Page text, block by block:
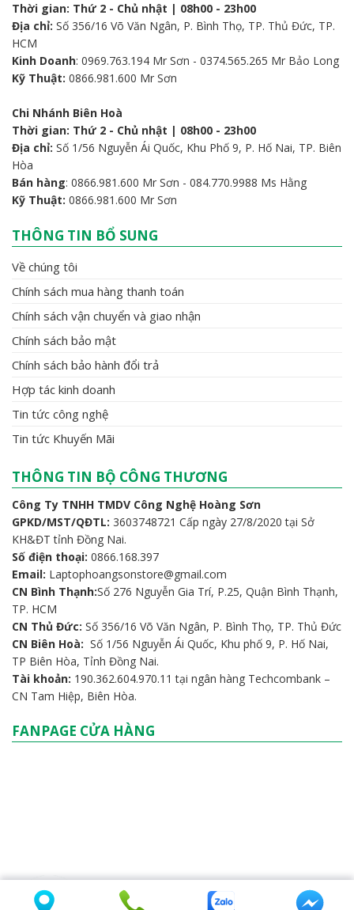
Thời gian: Thứ 2 - Chủ nhật | 08h00 - 23h00
Địa chỉ: Số 356/16 Võ Văn Ngân, P. Bình Thọ, TP. Thủ Đức, TP.
HCM
Kinh Doanh: 0969.763.194 Mr Sơn - 0374.565.265 Mr Bảo Long
Kỹ Thuật: 0866.981.600 Mr Sơn
Chi Nhánh Biên Hoà
Thời gian: Thứ 2 - Chủ nhật | 08h00 - 23h00
Địa chỉ: Số 1/56 Nguyễn Ái Quốc, Khu Phố 9, P. Hố Nai, TP. Biên
Hòa
Bán hàng: 0866.981.600 Mr Sơn - 084.770.9988 Ms Hằng
Kỹ Thuật: 0866.981.600 Mr Sơn
THÔNG TIN BỔ SUNG
Về chúng tôi
Chính sách mua hàng thanh toán
Chính sách vận chuyển và giao nhận
Chính sách bảo mật
Chính sách bảo hành đổi trả
Hợp tác kinh doanh
Tin tức công nghệ
Tin tức Khuyến Mãi
THÔNG TIN BỘ CÔNG THƯƠNG
Công Ty TNHH TMDV Công Nghệ Hoàng Sơn
GPKD/MST/QĐTL: 3603748721 Cấp ngày 27/8/2020 tại Sở
KH&ĐT tỉnh Đồng Nai.
Số điện thoại: 0866.168.397
Email: Laptophoangsonstore@gmail.com
CN Bình Thạnh:Số 276 Nguyễn Gia Trí, P.25, Quận Bình Thạnh,
TP. HCM
CN Thủ Đức: Số 356/16 Võ Văn Ngân, P. Bình Thọ, TP. Thủ Đức
CN Biên Hoà: Số 1/56 Nguyễn Ái Quốc, Khu phố 9, P. Hố Nai,
TP Biên Hòa, Tỉnh Đồng Nai.
Tài khoản: 190.362.604.970.11 tại ngân hàng Techcombank –
CN Tam Hiệp, Biên Hòa.
FANPAGE CỬA HÀNG